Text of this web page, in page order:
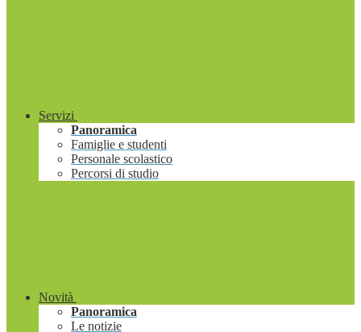
Servizi
Panoramica
Famiglie e studenti
Personale scolastico
Percorsi di studio
Novità
Panoramica
Le notizie